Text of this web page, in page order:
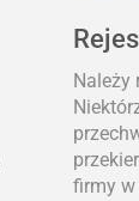
Należy
firmy w